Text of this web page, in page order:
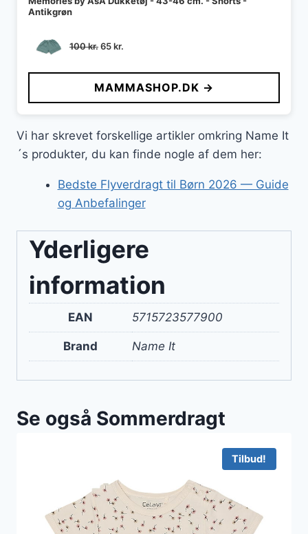
Antikgrøn
100kr.Den
pris
var:
100 kr..
65kr.
pris
er:
65 kr..
MAMMASHOP.DK →
Vi har skrevet forskellige artikler omkring Name It
´s produkter, du kan finde nogle af dem her:
Bedste Flyverdragt til Børn 2026 — Guide
og Anbefalinger
Yderligere
information
EAN 5715723577900
Brand Name It
Se også Sommerdragt
Tilbud!